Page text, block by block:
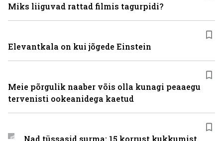
Miks liiguvad rattad filmis tagurpidi?
Elevantkala on kui jõgede Einstein
Meie põrgulik naaber võis olla kunagi peaaegu
tervenisti ookeanidega kaetud
Nad tüssasid surma: 15 korrust kukkumist